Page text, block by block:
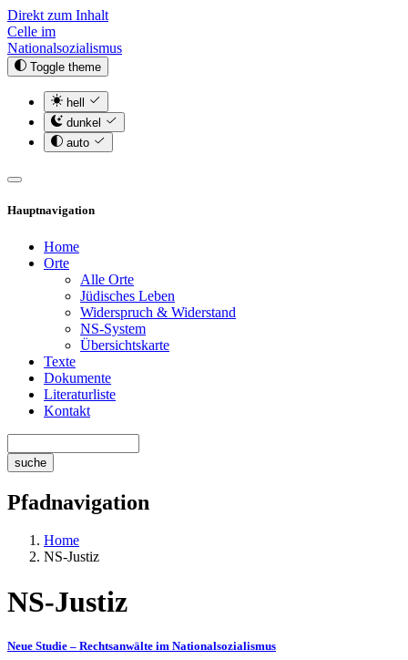
Direkt zum Inhalt
Celle im
Nationalsozialismus
Toggle theme
hell
dunkel
auto
Hauptnavigation
Home
Orte
Alle Orte
Jüdisches Leben
Widerspruch & Widerstand
NS-System
Übersichtskarte
Texte
Dokumente
Literaturliste
Kontakt
Pfadnavigation
Home
NS-Justiz
NS-Justiz
Neue Studie – Rechtsanwälte im Nationalsozialismus